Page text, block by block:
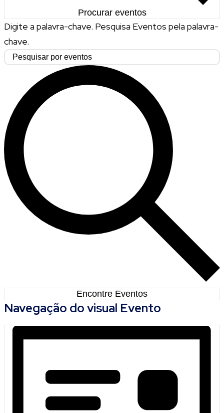
Procurar eventos
Digite a palavra-chave. Pesquisa Eventos pela palavra-
chave.
Encontre Eventos
Navegação do visual Evento